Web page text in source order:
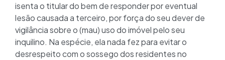
isenta o titular do bem de responder por eventual
lesão causada a terceiro, por força do seu dever de
vigilância sobre o (mau) uso do imóvel pelo seu
inquilino. Na espécie, ela nada fez para evitar o
desrespeito com o sossego dos residentes no